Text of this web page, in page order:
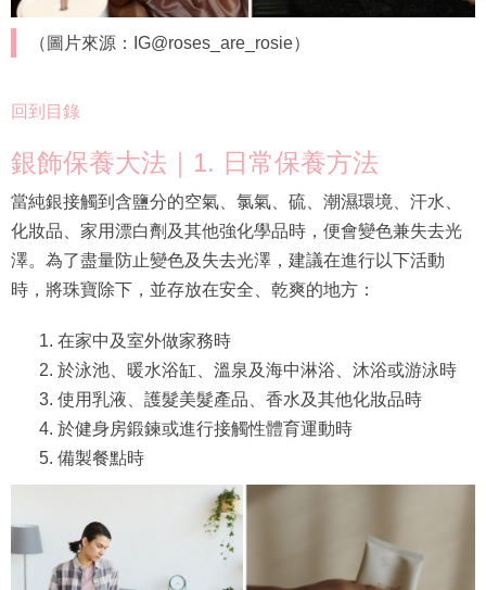
（圖片來源：IG@roses_are_rosie）
回到目錄
銀飾保養大法｜1. 日常保養方法
當純銀接觸到含鹽分的空氣、氯氣、硫、潮濕環境、汗水、
化妝品、家用漂白劑及其他強化學品時，便會變色兼失去光
澤。為了盡量防止變色及失去光澤，建議在進行以下活動
時，將珠寶除下，並存放在安全、乾爽的地方：
在家中及室外做家務時
於泳池、暖水浴缸、溫泉及海中淋浴、沐浴或游泳時
使用乳液、護髮美髮產品、香水及其他化妝品時
於健身房鍛鍊或進行接觸性體育運動時
備製餐點時